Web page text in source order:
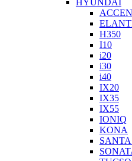
H350
I10
i20
i30
i40
IX20
IX35
IX55
IONIQ
KONA
SANTA